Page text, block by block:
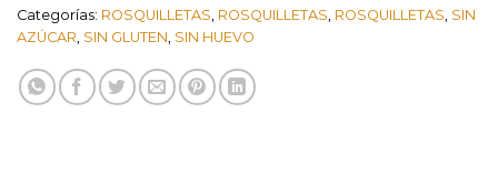
Categorías: ROSQUILLETAS ROSQUILLETAS ROSQUILLETAS SIN
AZÚCAR SIN GLUTEN SIN HUEVO